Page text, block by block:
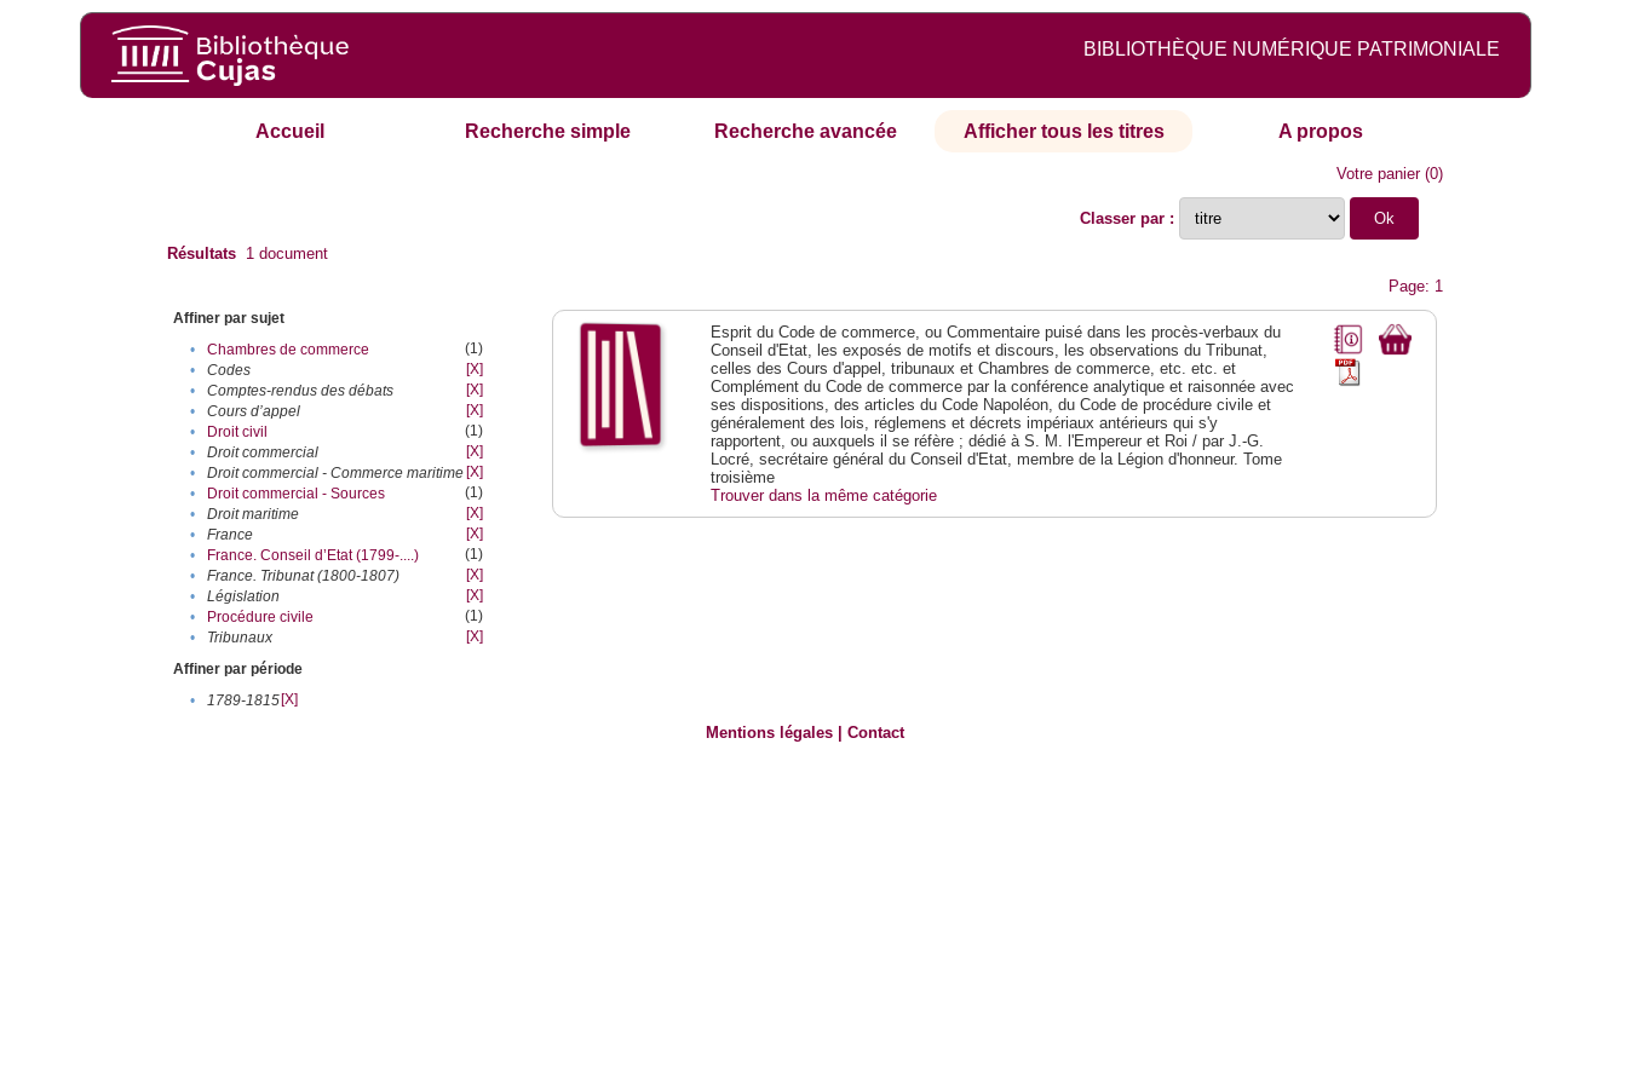
BIBLIOTHÈQUE NUMÉRIQUE PATRIMONIALE
Accueil Recherche simple Recherche avancée Afficher tous les titres A propos
Votre panier(0)
Classer par :
Résultats 1 document
Page: 1
Affiner par sujet
•
Chambres de commerce
(1)
•
Codes
[X]
•
Comptes-rendus des débats
[X]
•
Cours d’appel
[X]
•
Droit civil
(1)
•
Droit commercial
[X]
•
Droit commercial - Commerce maritime [X]
•
Droit commercial - Sources
(1)
•
Droit maritime
[X]
•
France
[X]
•
France. Conseil d’Etat (1799-....)
(1)
•
France. Tribunat (1800-1807)
[X]
•
Législation
[X]
•
Procédure civile
(1)
•
Tribunaux
[X]
Affiner par période
•
1789-1815[X]
Esprit du Code de commerce, ou Commentaire puisé dans les procès-verbaux du
Conseil d'Etat, les exposés de motifs et discours, les observations du Tribunat,
celles des Cours d'appel, tribunaux et Chambres de commerce, etc. etc. et
Complément du Code de commerce par la conférence analytique et raisonnée avec
ses dispositions, des articles du Code Napoléon, du Code de procédure civile et
généralement des lois, réglemens et décrets impériaux antérieurs qui s'y
rapportent, ou auxquels il se réfère ; dédié à S. M. l'Empereur et Roi / par J.-G.
Locré, secrétaire général du Conseil d'Etat, membre de la Légion d'honneur. Tome
troisième
Trouver dans la même catégorie
Mentions légales |Contact